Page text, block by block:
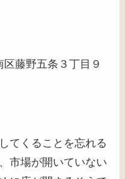
藤野五条３丁目９
てくることを忘れる
市場が開いていない